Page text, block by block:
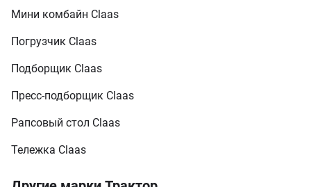
Мини комбайн Claas
Погрузчик Claas
Подборщик Claas
Пресс-подборщик Claas
Рапсовый стол Claas
Тележка Claas